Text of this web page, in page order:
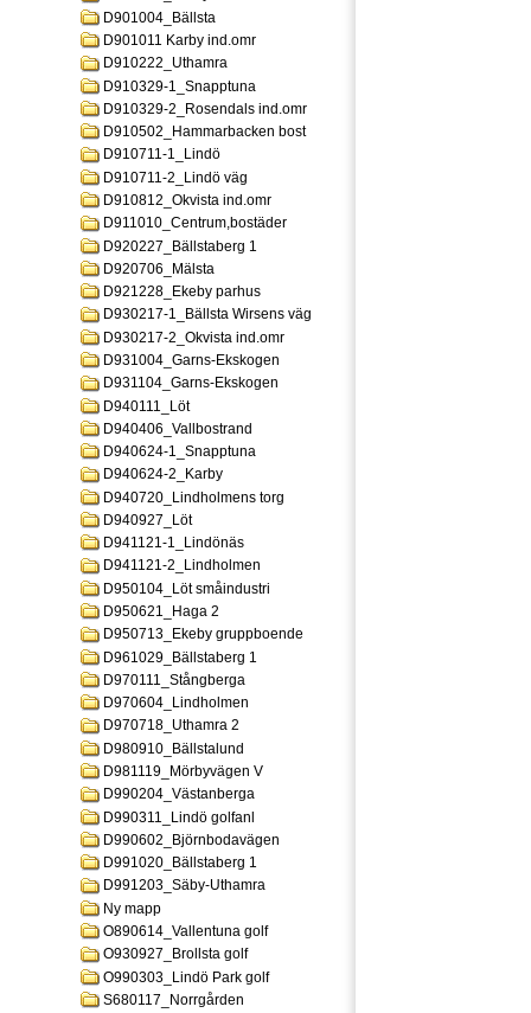
D901004_Bällsta
D901011 Karby ind.omr
D910222_Uthamra
D910329-1_Snapptuna
D910329-2_Rosendals ind.omr
D910502_Hammarbacken bost
D910711-1_Lindö
D910711-2_Lindö väg
D910812_Okvista ind.omr
D911010_Centrum,bostäder
D920227_Bällstaberg 1
D920706_Mälsta
D921228_Ekeby parhus
D930217-1_Bällsta Wirsens väg
D930217-2_Okvista ind.omr
D931004_Garns-Ekskogen
D931104_Garns-Ekskogen
D940111_Löt
D940406_Vallbostrand
D940624-1_Snapptuna
D940624-2_Karby
D940720_Lindholmens torg
D940927_Löt
D941121-1_Lindönäs
D941121-2_Lindholmen
D950104_Löt småindustri
D950621_Haga 2
D950713_Ekeby gruppboende
D961029_Bällstaberg 1
D970111_Stångberga
D970604_Lindholmen
D970718_Uthamra 2
D980910_Bällstalund
D981119_Mörbyvägen V
D990204_Västanberga
D990311_Lindö golfanl
D990602_Björnbodavägen
D991020_Bällstaberg 1
D991203_Säby-Uthamra
Ny mapp
O890614_Vallentuna golf
O930927_Brollsta golf
O990303_Lindö Park golf
S680117_Norrgården